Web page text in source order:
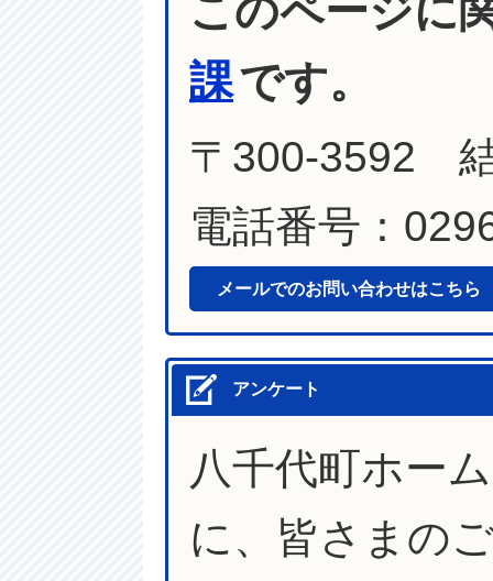
このページに
課です。
〒300-3592
電話番号：
メールでのお問い合わせはこちら
アンケート
八千代町ホー
に、皆さまの